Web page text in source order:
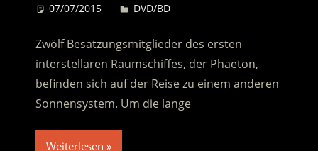
07/07/2015 Desiree
DVD/BD
Zwölf Besatzungsmitglieder des ersten
interstellaren Raumschiffes, der Phaeton,
befinden sich auf der Reise zu einem anderen
Sonnensystem. Um die lange
Weiterlesen